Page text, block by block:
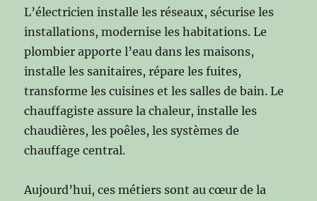
L’électricien installe les réseaux, sécurise les
installations, modernise les habitations. Le
plombier apporte l’eau dans les maisons,
installe les sanitaires, répare les fuites,
transforme les cuisines et les salles de bain. Le
chauffagiste assure la chaleur, installe les
chaudières, les poêles, les systèmes de
chauffage central.
Aujourd’hui, ces métiers sont au cœur de la